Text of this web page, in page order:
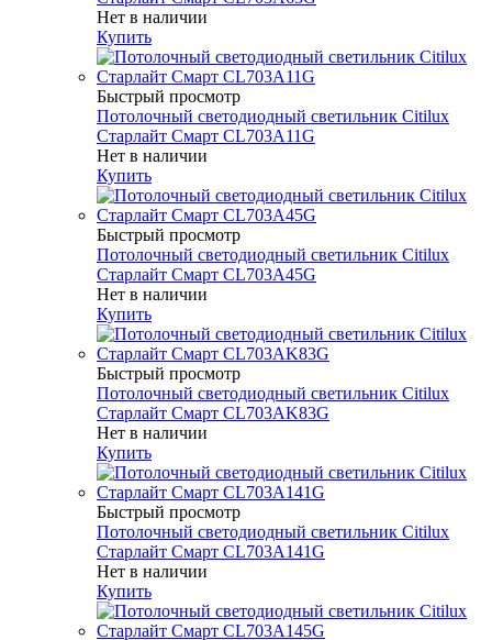
Нет в наличии
Купить
Быстрый просмотр
Потолочный светодиодный светильник Citilux
Старлайт Смарт CL703A11G
Нет в наличии
Купить
Быстрый просмотр
Потолочный светодиодный светильник Citilux
Старлайт Смарт CL703A45G
Нет в наличии
Купить
Быстрый просмотр
Потолочный светодиодный светильник Citilux
Старлайт Смарт CL703AK83G
Нет в наличии
Купить
Быстрый просмотр
Потолочный светодиодный светильник Citilux
Старлайт Смарт CL703A141G
Нет в наличии
Купить